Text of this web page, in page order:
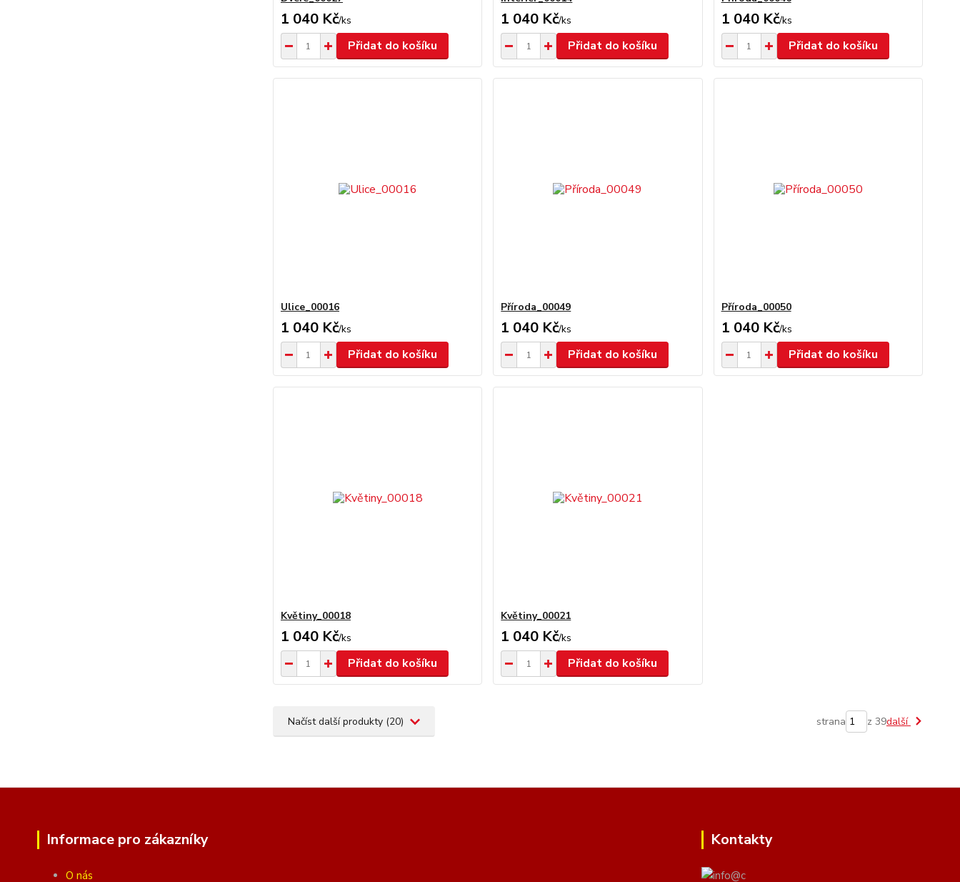
1 040 Kč/ks
Přidat do košíku
1 040 Kč/ks
Přidat do košíku
1 040 Kč/ks
Přidat do košíku
Ulice_00016
1 040 Kč/ks
Přidat do košíku
Příroda_00049
1 040 Kč/ks
Přidat do košíku
Příroda_00050
1 040 Kč/ks
Přidat do košíku
Květiny_00018
1 040 Kč/ks
Přidat do košíku
Květiny_00021
1 040 Kč/ks
Přidat do košíku
Načíst další produkty (20) strana z 39další
Informace pro zákazníky
O nás
Kontakty